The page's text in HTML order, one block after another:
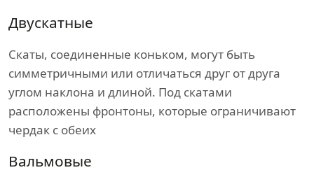
Двускатные
Скаты, соединенные коньком, могут быть
симметричными или отличаться друг от друга
углом наклона и длиной. Под скатами
расположены фронтоны, которые ограничивают
чердак с обеих
Вальмовые